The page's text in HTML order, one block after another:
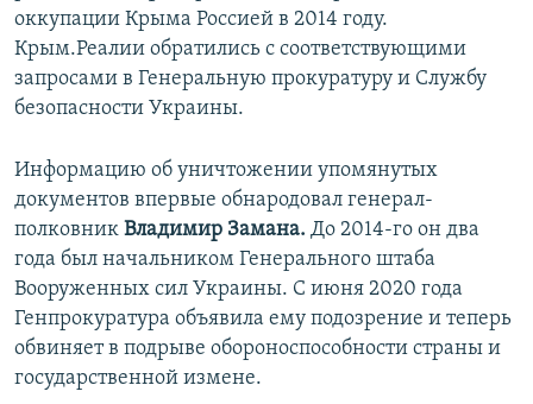
оккупации Крыма Россией в 2014 году.
Крым.Реалии обратились с соответствующими
запросами в Генеральную прокуратуру и Службу
безопасности Украины.
Информацию об уничтожении упомянутых
документов впервые обнародовал генерал-
полковник Владимир Замана. До 2014-го он два
года был начальником Генерального штаба
Вооруженных сил Украины. С июня 2020 года
Генпрокуратура объявила ему подозрение и теперь
обвиняет в подрыве обороноспособности страны и
государственной измене.